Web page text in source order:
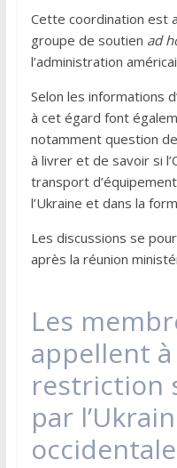
Cette coordination est
groupe de soutien ad
l’administration
Selon les informations
à cet égard font
notamment question
à livrer et de savoir si
transport
l’Ukraine et dans la
Les discussions se
après la réunion
Les
appellent
restriction
par